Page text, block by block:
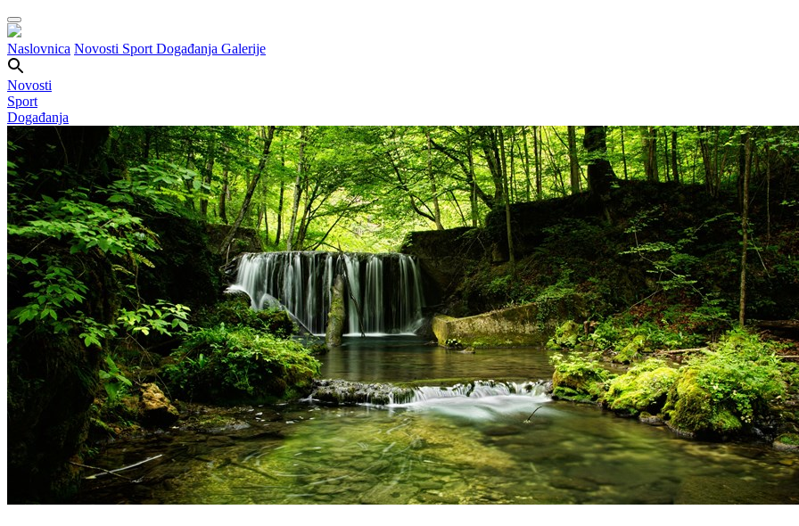
Naslovnica Novosti Sport Događanja Galerije
Novosti
Sport
Događanja